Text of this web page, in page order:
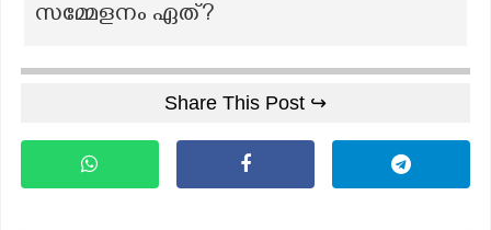
സമ്മേളനം ഏത്?
Share This Post ↪